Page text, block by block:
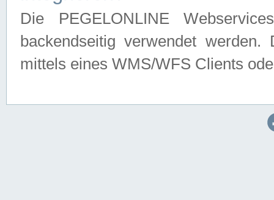
Die PEGELONLINE
backendseitig verwendet
mittels eines WMS/WFS Clients